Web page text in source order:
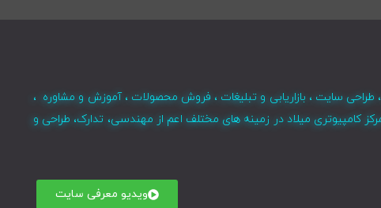
سایت ، بازاریابی و تبلیغات ، فروش محصولات ، آموزش و مشاوره ،
میلاد در زمینه های مختلف اعم از مهندسی، تدارک، طراحی و
ویدیو معرفی سایت